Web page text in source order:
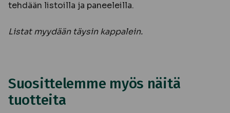
tehdään listoilla ja paneeleilla.
Listat myydään täysin kappalein.
Suosittelemme myös näitä
tuotteita